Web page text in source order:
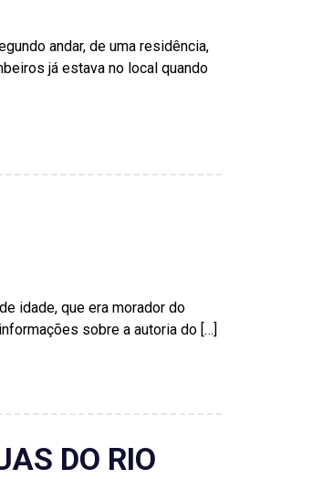
andar, de uma residência,
já estava no local quando
idade, que era morador do
sobre a autoria do […]
DO RIO